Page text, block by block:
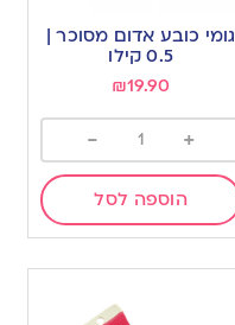
to
wishlist
גומי כובע אדום מסוכר |
0.5 קילו
₪19.90
+
-
הוספה לסל